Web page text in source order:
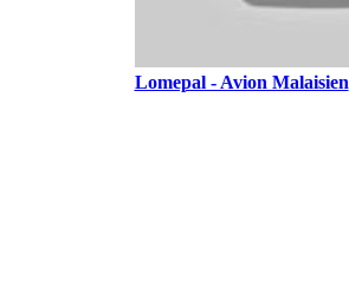
Lomepal - Avion Malaisien